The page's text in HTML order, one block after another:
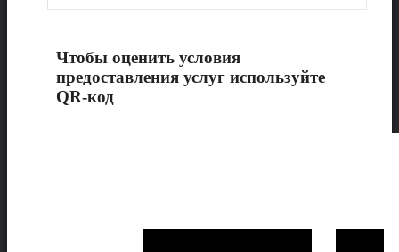
Чтобы оценить условия
предоставления услуг используйте
QR-код